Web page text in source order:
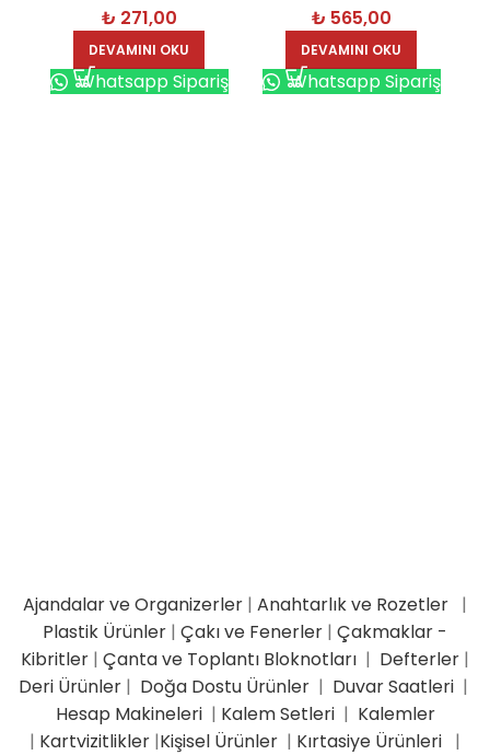
16GB
₺ 271,00
DEVAMINI OKU
Whatsapp Sipariş
72253-16GB
₺ 565,00
DEVAMINI OKU
Whatsapp Sipariş
Ajandalar ve Organizerler | Anahtarlık ve Rozetler |
Plastik Ürünler | Çakı ve Fenerler | Çakmaklar -
Kibritler | Çanta ve Toplantı Bloknotları | Defterler |
Deri Ürünler| Doğa Dostu Ürünler | Duvar Saatleri |
Hesap Makineleri| Kalem Setleri| Kalemler
| Kartvizitlikler |Kişisel Ürünler | Kırtasiye Ürünleri |